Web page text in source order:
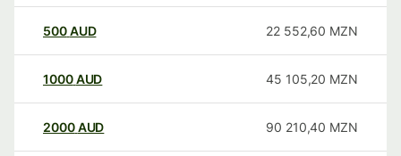
500AUD 22 552,60 MZN
1000AUD 45 105,20 MZN
2000AUD 90 210,40 MZN